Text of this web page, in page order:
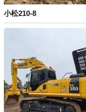
小松210-8